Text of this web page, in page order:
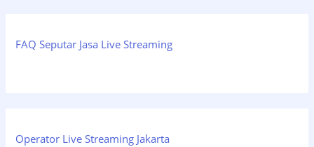
FAQ Seputar Jasa Live Streaming
Operator Live Streaming Jakarta